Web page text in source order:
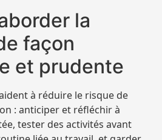
la
façon
et prudente
à réduire le risque de
: anticiper et réfléchir à
tester des activités avant